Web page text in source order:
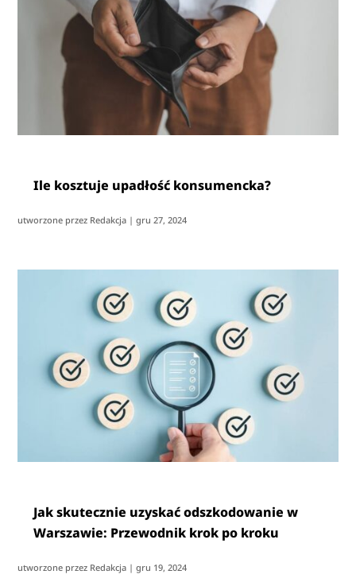
Ile kosztuje upadłość konsumencka?
utworzone przez Redakcja |gru 27, 2024
Jak skutecznie uzyskać odszkodowanie w
Warszawie: Przewodnik krok po kroku
utworzone przez Redakcja |gru 19, 2024